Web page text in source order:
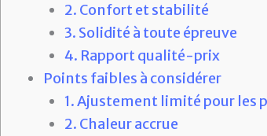
2. Confort et stabilité
3. Solidité à toute épreuve
4. Rapport qualité-prix
Points faibles à considérer
1. Ajustement limité pour les
2. Chaleur accrue